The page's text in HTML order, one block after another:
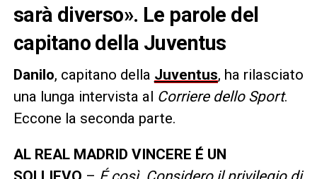
sarà diverso». Le parole del
capitano della Juventus
Danilo, capitano della Juventus, ha rilasciato
una lunga intervista al Corriere dello Sport.
Eccone la seconda parte.
AL REAL MADRID VINCERE É UN